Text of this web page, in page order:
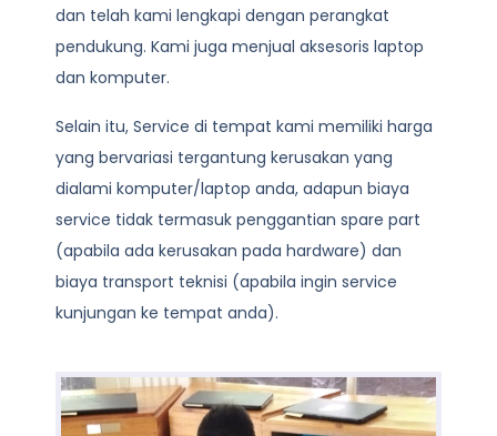
dan telah kami lengkapi dengan perangkat
pendukung. Kami juga menjual aksesoris laptop
dan komputer.
Selain itu, Service di tempat kami memiliki harga
yang bervariasi tergantung kerusakan yang
dialami komputer/laptop anda, adapun biaya
service tidak termasuk penggantian spare part
(apabila ada kerusakan pada hardware) dan
biaya transport teknisi (apabila ingin service
kunjungan ke tempat anda).